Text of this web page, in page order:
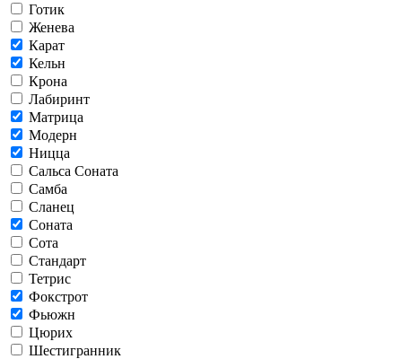
Готик
Женева
Карат
Кельн
Крона
Лабиринт
Матрица
Модерн
Ницца
Сальса Соната
Самба
Сланец
Соната
Сота
Стандарт
Тетрис
Фокстрот
Фьюжн
Цюрих
Шестигранник